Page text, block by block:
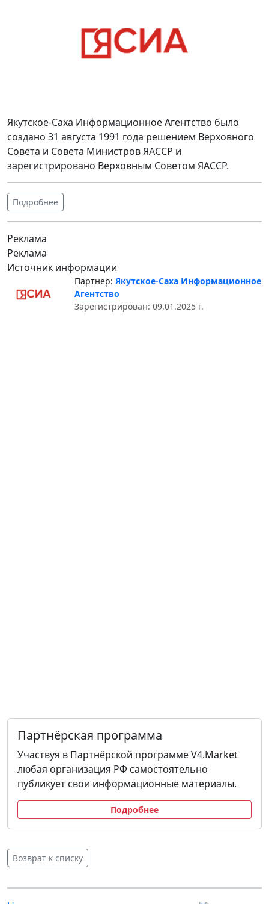
Якутское-Саха Информационное Агентство было
создано 31 августа 1991 года решением Верховного
Совета и Совета Министров ЯАССР и
зарегистрировано Верховным Советом ЯАССР.
Подробнее
Реклама
Реклама
Источник информации
Партнёр: Якутское-Саха Информационное
Агентство
Зарегистрирован: 09.01.2025 г.
Партнёрская программа
Участвуя в Партнёрской программе V4.Market
любая организация РФ самостоятельно
публикует свои информационные материалы.
Подробнее
Возврат к списку